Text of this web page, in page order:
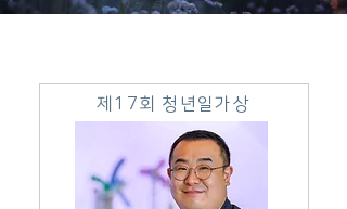
제17회 청년일가상